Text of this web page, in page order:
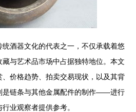
酒器文化的代表之一，不仅承载着悠
与艺术品市场中占据独特地位。本文
价格趋势、拍卖交易现状，以及其背
链条与其他金属配件的制作——进行
业观察者提供参考。